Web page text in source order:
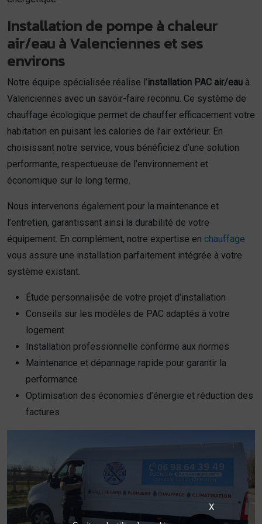
Installation de pompe à chaleur
air/eau à Valenciennes et ses
environs
Notre équipe spécialisée réalise l’installation PAC air/eau à
Valenciennes avec un savoir-faire reconnu. Ce système de
chauffage écologique permet de chauffer efficacement votre
habitation en puisant les calories de l’air extérieur. En
choisissant notre service, vous bénéficiez d’une solution
performante, respectueuse de l’environnement et
économique sur le long terme.
Nous intervenons également pour la maintenance et
l’entretien, garantissant ainsi la durabilité de votre
équipement. En complément, notre expertise en chauffage
vous assure une installation parfaitement intégrée à votre
système existant.
Étude personnalisée de votre projet d’installation
Conseils sur les modèles de PAC adaptés à votre
logement
Installation professionnelle conforme aux normes
Maintenance et dépannage rapide pour garantir la
performance
Optimisation des économies d’énergie et réduction des
factures
X